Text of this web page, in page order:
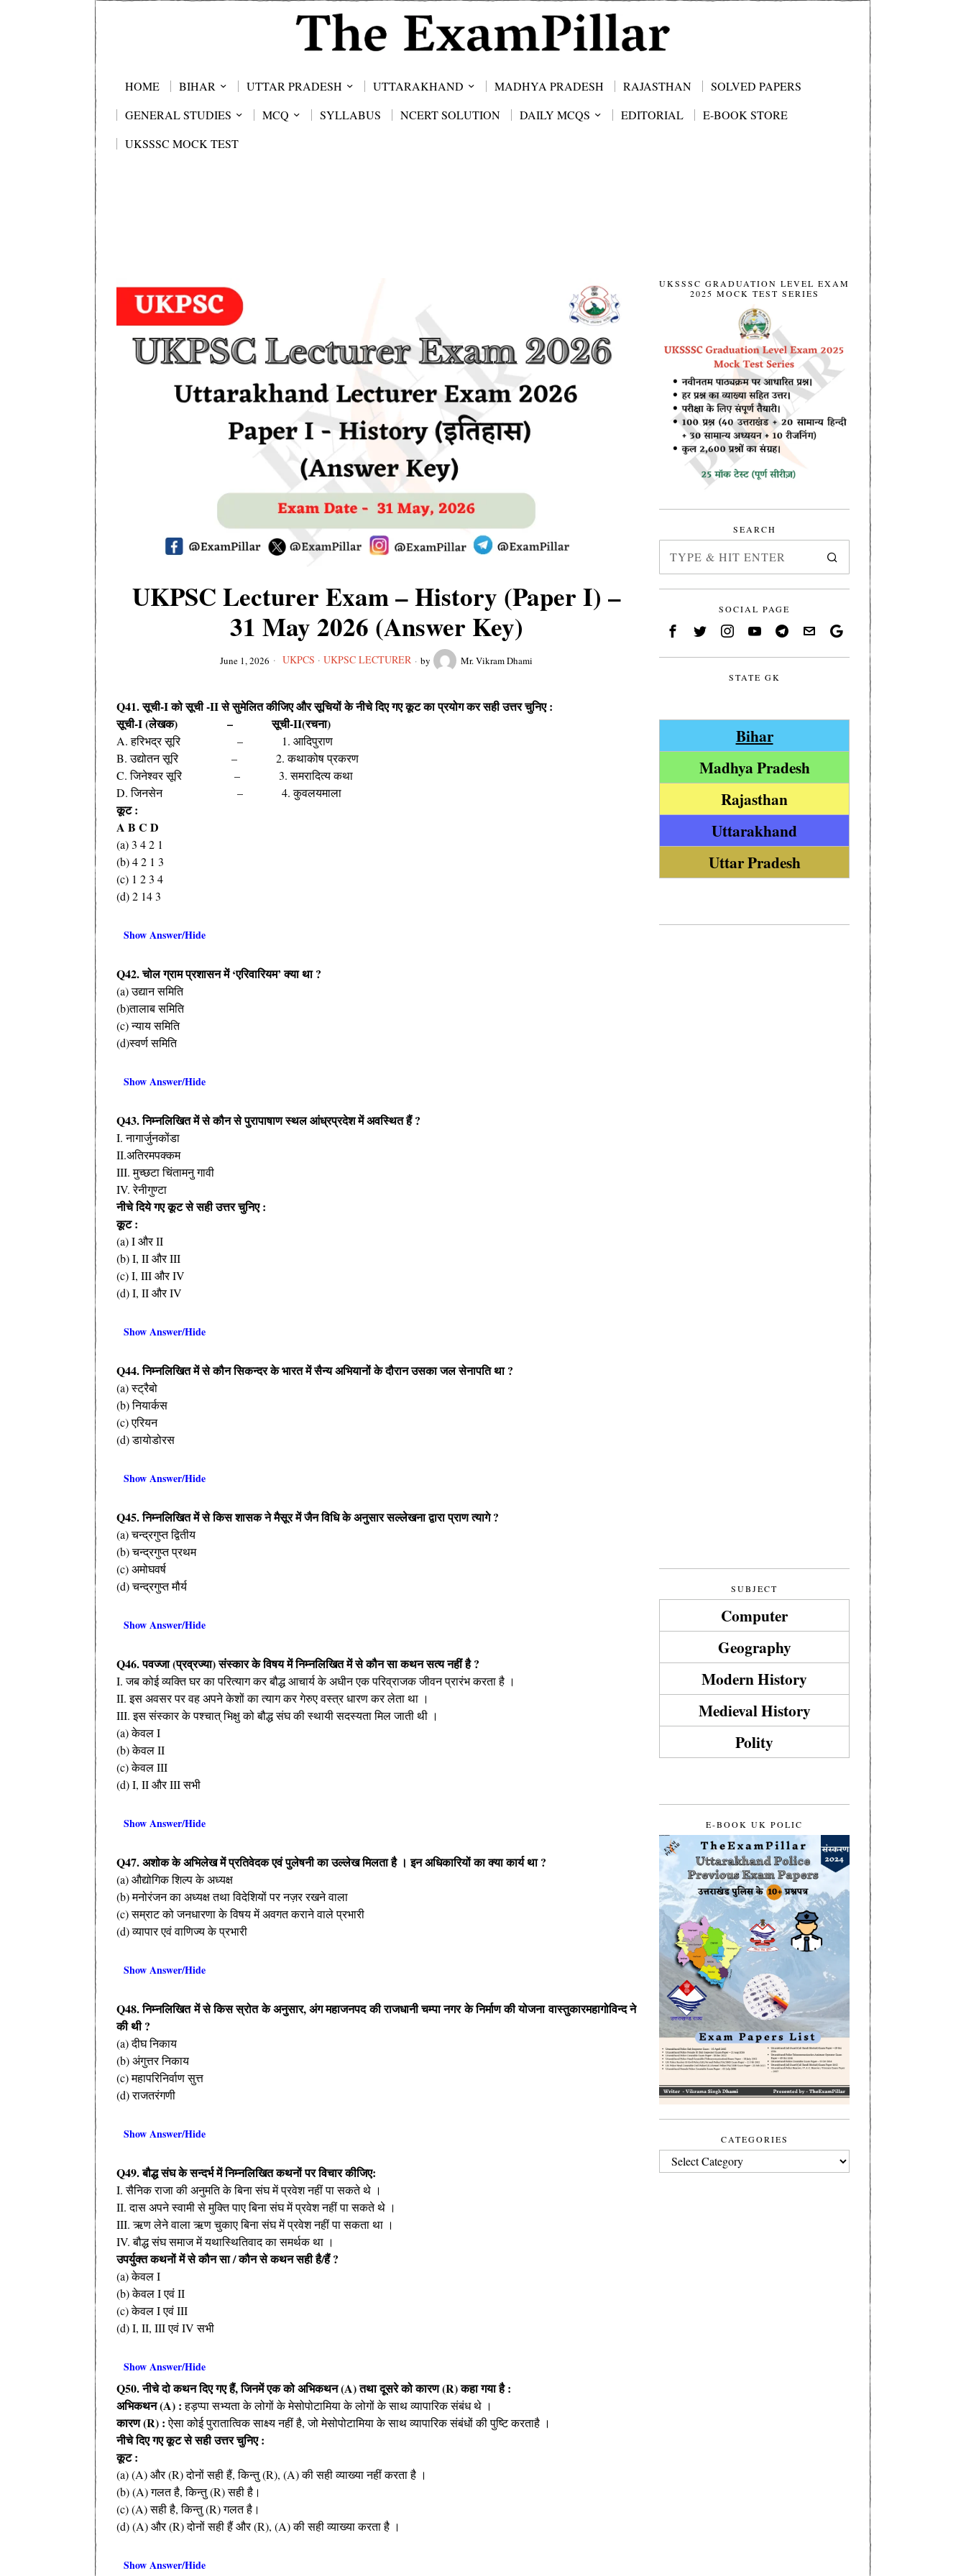
HOME BIHAR UTTAR PRADESH UTTARAKHAND MADHYA PRADESH RAJASTHAN
SOLVED PAPERS
GENERAL STUDIES
MCQ SYLLABUS NCERT SOLUTION DAILY MCQS EDITORIAL
E-BOOK STORE
UKSSSC MOCK TEST
UKPSC Lecturer Exam – History (Paper I) –
31 May 2026 (Answer Key)
June 1, 2026 UKPCS · UKPSC LECTURER by Mr. Vikram Dhami
Q41. सूची-I को सूची -II से सुमेलित कीजिए और सूचियों के नीचे दिए गए कूट का प्रयोग कर सही उत्तर चुनिए :
सूची-I (लेखक) – सूची-II(रचना)
A. हरिभद्र सूरि – 1. आदिपुराण
B. उद्योतन सूरि – 2. कथाकोष प्रकरण
C. जिनेश्वर सूरि – 3. समरादित्य कथा
D. जिनसेन – 4. कुवलयमाला
कूट :
A B C D
(a) 3 4 2 1
(b) 4 2 1 3
(c) 1 2 3 4
(d) 2 14 3
Show Answer/Hide
Q42. चोल ग्राम प्रशासन में ‘एरिवारियम’ क्या था ?
(a) उद्यान समिति
(b)तालाब समिति
(c) न्याय समिति
(d)स्वर्ण समिति
Show Answer/Hide
Q43. निम्नलिखित में से कौन से पुरापाषाण स्थल आंध्रप्रदेश में अवस्थित हैं ?
I. नागार्जुनकोंडा
II.अतिरमपक्कम
III. मुच्छटा चिंतामनु गावी
IV. रेनीगुण्टा
नीचे दिये गए कूट से सही उत्तर चुनिए :
कूट :
(a) I और II
(b) I, II और III
(c) I, III और IV
(d) I, II और IV
Show Answer/Hide
Q44. निम्नलिखित में से कौन सिकन्दर के भारत में सैन्य अभियानों के दौरान उसका जल सेनापति था ?
(a) स्ट्रैबो
(b) नियार्कस
(c) एरियन
(d) डायोडोरस
Show Answer/Hide
Q45. निम्नलिखित में से किस शासक ने मैसूर में जैन विधि के अनुसार सल्लेखना द्वारा प्राण त्यागे ?
(a) चन्द्रगुप्त द्वितीय
(b) चन्द्रगुप्त प्रथम
(c) अमोघवर्ष
(d) चन्द्रगुप्त मौर्य
Show Answer/Hide
Q46. पवज्जा (प्रव्रज्या) संस्कार के विषय में निम्नलिखित में से कौन सा कथन सत्य नहीं है ?
I. जब कोई व्यक्ति घर का परित्याग कर बौद्ध आचार्य के अधीन एक परिव्राजक जीवन प्रारंभ करता है ।
II. इस अवसर पर वह अपने केशों का त्याग कर गेरुए वस्त्र धारण कर लेता था ।
III. इस संस्कार के पश्चात् भिक्षु को बौद्ध संघ की स्थायी सदस्यता मिल जाती थी ।
(a) केवल I
(b) केवल II
(c) केवल III
(d) I, II और III सभी
Show Answer/Hide
Q47. अशोक के अभिलेख में प्रतिवेदक एवं पुलेषनी का उल्लेख मिलता है । इन अधिकारियों का क्या कार्य था ?
(a) औद्योगिक शिल्प के अध्यक्ष
(b) मनोरंजन का अध्यक्ष तथा विदेशियों पर नज़र रखने वाला
(c) सम्राट को जनधारणा के विषय में अवगत कराने वाले प्रभारी
(d) व्यापार एवं वाणिज्य के प्रभारी
Show Answer/Hide
Q48. निम्नलिखित में से किस स्रोत के अनुसार, अंग महाजनपद की राजधानी चम्पा नगर के निर्माण की योजना वास्तुकारमहागोविन्द ने
की थी ?
(a) दीघ निकाय
(b) अंगुत्तर निकाय
(c) महापरिनिर्वाण सुत्त
(d) राजतरंगणी
Show Answer/Hide
Q49. बौद्ध संघ के सन्दर्भ में निम्नलिखित कथनों पर विचार कीजिए:
I. सैनिक राजा की अनुमति के बिना संघ में प्रवेश नहीं पा सकते थे ।
II. दास अपने स्वामी से मुक्ति पाए बिना संघ में प्रवेश नहीं पा सकते थे ।
III. ऋण लेने वाला ऋण चुकाए बिना संघ में प्रवेश नहीं पा सकता था ।
IV. बौद्ध संघ समाज में यथास्थितिवाद का समर्थक था ।
उपर्युक्त कथनों में से कौन सा / कौन से कथन सही है/हैं ?
(a) केवल I
(b) केवल I एवं II
(c) केवल I एवं III
(d) I, II, III एवं IV सभी
Show Answer/Hide
Q50. नीचे दो कथन दिए गए हैं, जिनमें एक को अभिकथन (A) तथा दूसरे को कारण (R) कहा गया है :
अभिकथन (A) :हड़प्पा सभ्यता के लोगों के मेसोपोटामिया के लोगों के साथ व्यापारिक संबंध थे ।
कारण (R) :ऐसा कोई पुरातात्विक साक्ष्य नहीं है, जो मेसोपोटामिया के साथ व्यापारिक संबंधों की पुष्टि करताहै ।
नीचे दिए गए कूट से सही उत्तर चुनिए :
कूट :
(a) (A) और (R) दोनों सही हैं, किन्तु (R), (A) की सही व्याख्या नहीं करता है ।
(b) (A) गलत है, किन्तु (R) सही है।
(c) (A) सही है, किन्तु (R) गलत है।
(d) (A) और (R) दोनों सही हैं और (R), (A) की सही व्याख्या करता है ।
Show Answer/Hide
UKSSSC GRADUATION LEVEL EXAM
2025 MOCK TEST SERIES
SEARCH
SOCIAL PAGE
STATE GK
Bihar
Madhya Pradesh
Rajasthan
Uttarakhand
Uttar Pradesh
SUBJECT
Computer
Geography
Modern History
Medieval History
Polity
E-BOOK UK POLIC
CATEGORIES
CATEGORIES